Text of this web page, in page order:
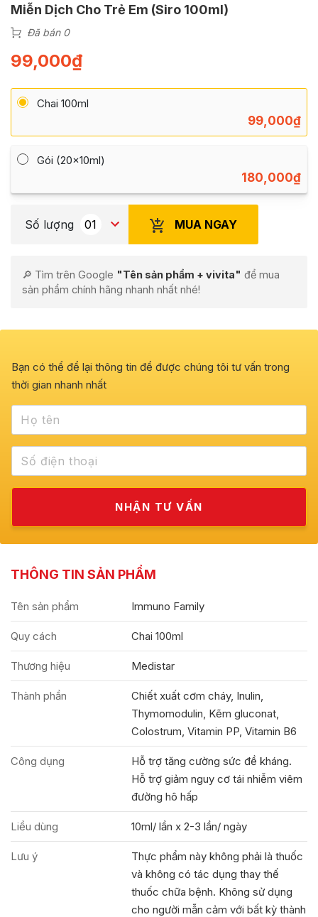
Miễn Dịch Cho Trẻ Em (Siro 100ml)
Đã bán 0
99,000₫
Chai 100ml
99,000₫
Gói (20x10ml)
180,000₫
Số lượng MUA NGAY
🔎 Tìm trên Google "Tên sản phẩm + vivita" để mua
sản phẩm chính hãng nhanh nhất nhé!
Bạn có thể để lại thông tin để được chúng tôi tư vấn trong
thời gian nhanh nhất
THÔNG TIN SẢN PHẨM
Tên sản phẩm Immuno Family
Quy cách Chai 100ml
Thương hiệu Medistar
Thành phần
Chiết xuất cơm cháy, Inulin,
Thymomodulin, Kẽm gluconat,
Colostrum, Vitamin PP, Vitamin B6
Công dụng
Hỗ trợ tăng cường sức đề kháng.
Hỗ trợ giảm nguy cơ tái nhiễm viêm
đường hô hấp
Liều dùng 10ml/ lần x 2-3 lần/ ngày
Lưu ý
Thực phẩm này không phải là thuốc
và không có tác dụng thay thế
thuốc chữa bệnh. Không sử dụng
cho người mẫn cảm với bất kỳ thành